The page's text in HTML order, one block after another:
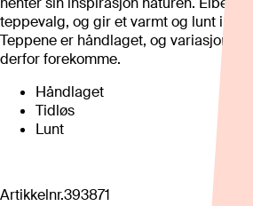
teppevalg, og gir et varmt og lunt
Teppene er håndlaget, og variasjoner
derfor forekomme.
Håndlaget
Tidløs
Lunt
Artikkelnr.393871